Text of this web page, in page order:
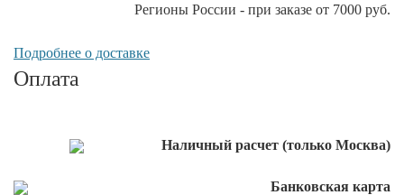
Регионы России - при заказе от 7000 руб.
Подробнее о доставке
Оплата
Наличный расчет (только Москва)
Банковская карта